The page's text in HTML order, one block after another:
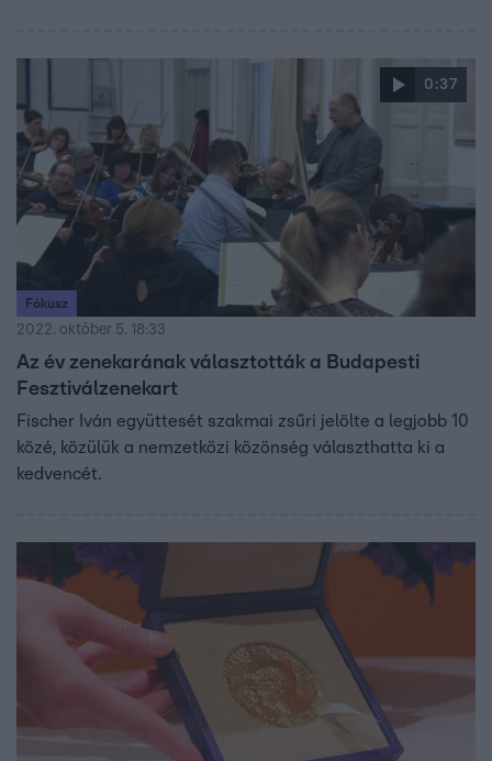
0:37
Fókusz
2022. október 5. 18:33
Az év zenekarának választották a Budapesti
Fesztiválzenekart
Fischer Iván együttesét szakmai zsűri jelölte a legjobb 10
közé, közülük a nemzetközi közönség választhatta ki a
kedvencét.